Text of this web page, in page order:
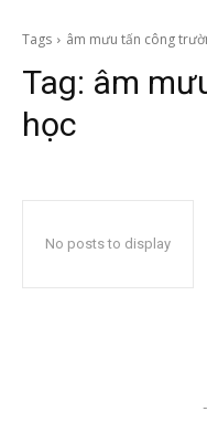
Tags âm mưu tấn công
Tag: âm
học
No posts to display